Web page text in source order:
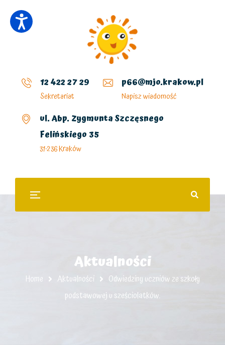
12 422 27 29
Sekretariat
p66@mjo.krakow.pl
Napisz wiadomość
ul. Abp. Zygmunta Szczęsnego
Felińskiego 35
31-236 Kraków
Aktualności
Home Aktualności
Odwiedziny uczniów ze szkoły
podstawowej u sześciolatków.